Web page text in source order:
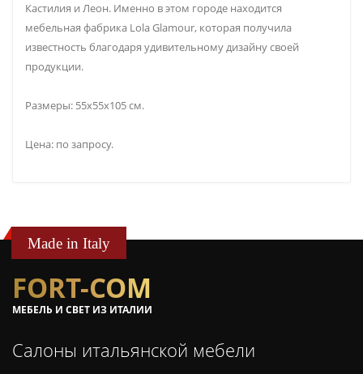
Кастилия и Леон. Именно в этом городе находится
мебельная фабрика Lola Glamour, которая получила
известность благодаря удивительному дизайну своей
продукции.
Размеры: 55х55х105 см.
Цена: по запросу.
Made in Italy
FORT-COM
МЕБЕЛЬ И СВЕТ ИЗ ИТАЛИИ
Салоны итальянской мебели